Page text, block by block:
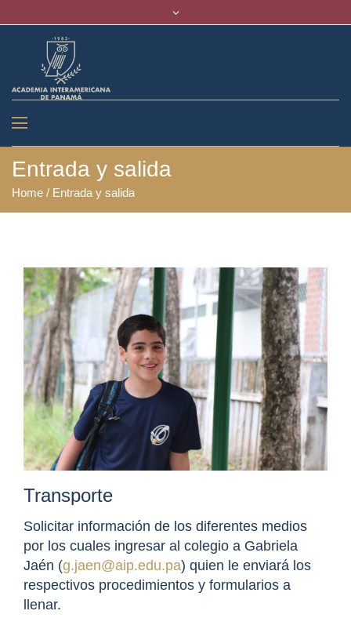
Entrada y salida
Home / Entrada y salida
Transporte
Solicitar información de los diferentes medios
por los cuales ingresar al colegio a Gabriela
Jaén (g.jaen@aip.edu.pa) quien le enviará los
respectivos procedimientos y formularios a
llenar.